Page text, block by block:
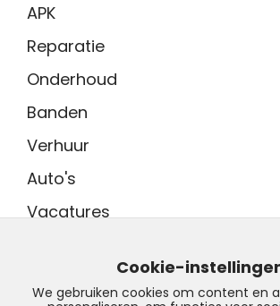
APK
Reparatie
Onderhoud
Banden
Verhuur
Auto's
Vacatures
Tinnegieter 7
9502 EX Stadskanaal
Cookie-
We gebruiken cookies om content en